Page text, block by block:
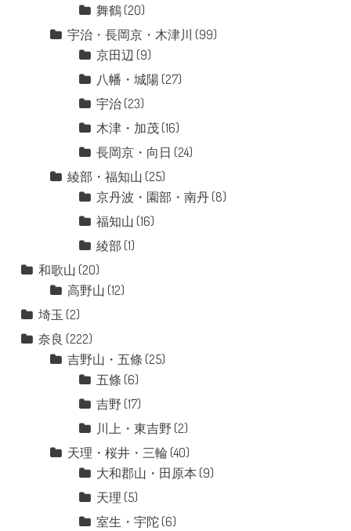
舞鶴(20)
宇治・長岡京・木津川 (99)
京田辺 (9)
八幡・城陽 (27)
宇治(23)
木津・加茂(16)
長岡京・向日 (24)
綾部・福知山 (25)
京丹波・園部・南丹(8)
福知山 (16)
綾部 (1)
和歌山 (20)
高野山 (12)
埼玉 (2)
奈良 (222)
吉野山・五條 (25)
五條 (6)
吉野 (17)
川上・東吉野 (2)
天理・桜井・三輪 (40)
大和郡山・田原本 (9)
天理 (5)
室生・宇陀(6)